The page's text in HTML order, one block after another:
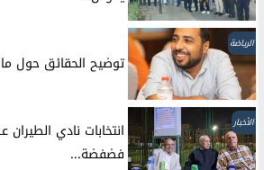
الرياضة
توضيح الحقائق حول
الأخبار
انتخابات نادي
فضفضة...